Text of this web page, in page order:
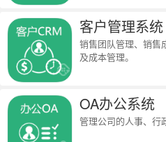
客户管理系统
销售团队管理、销售
及成本管理。
OA办公系统
管理公司的人事、行